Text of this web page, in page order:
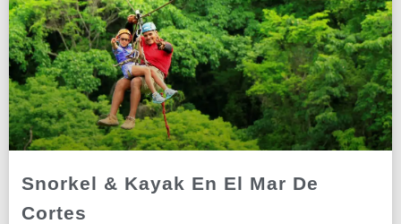
Snorkel & Kayak En El Mar De
Cortes